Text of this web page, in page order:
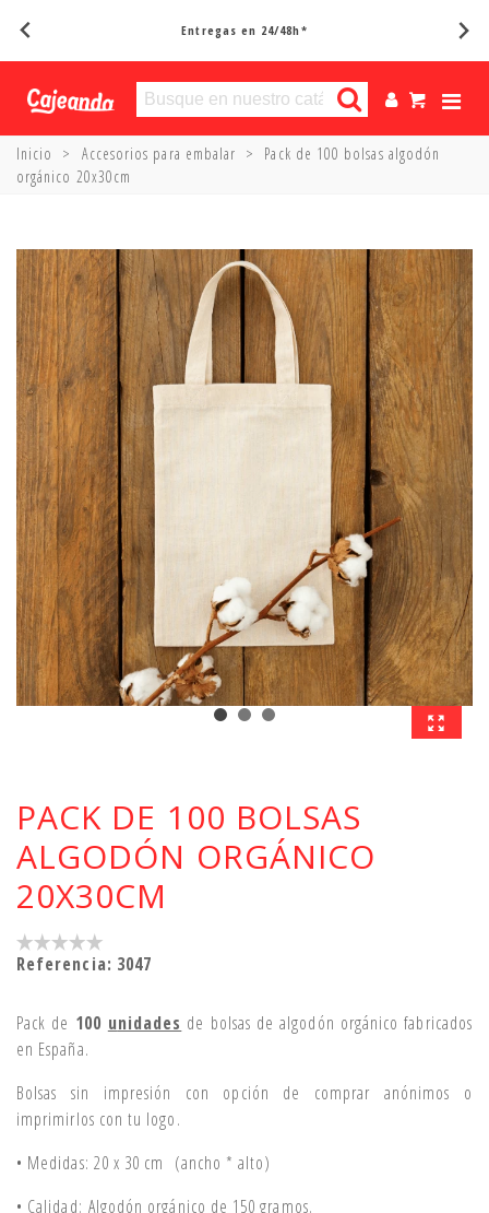
Entregas en 24/48h*
Inicio > Accesorios para embalar >
Pack de 100 bolsas algodón
orgánico 20x30cm
PACK DE 100 BOLSAS
ALGODÓN ORGÁNICO
20X30CM
Referencia: 3047
Pack de 100 unidades de bolsas de algodón orgánico fabricados
en España.
Bolsas sin impresión con opción de comprar anónimos o
imprimirlos con tu logo.
• Medidas: 20 x 30 cm (ancho * alto)
• Calidad: Algodón orgánico de 150 gramos.